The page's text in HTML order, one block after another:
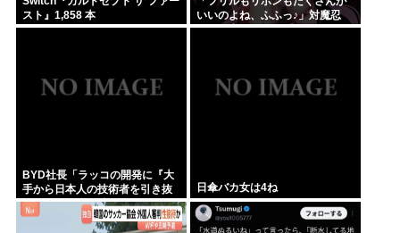
スト』1,858 本
いいのよね、ふふっ♪」対魔忍
RPG・新イベント『バニーとヨ
BYD社長「ラッコの開発に『大
手から日本人の技術者を引き抜
いた』って噂は嘘。開発チーム
に日本人は0人です」
日傘バカ女は4ね